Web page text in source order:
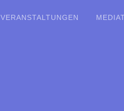
VERANSTALTUNGEN